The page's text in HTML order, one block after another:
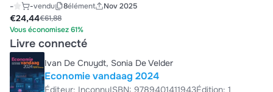
- -vendu 8élément
Nov 2025
€61,88
€24,44
Vous économisez 61%
Livre connecté
Ivan De Cnuydt, Sonia De Velder
Economie vandaag 2024
Éditeur: InconnuISBN: 9789401411943Édition: 1